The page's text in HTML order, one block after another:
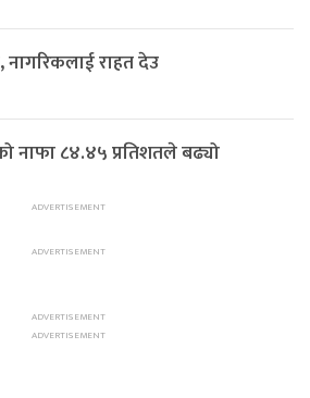
राहत देउ
नाफा ८४.४५ प्रतिशतले बढ्यो